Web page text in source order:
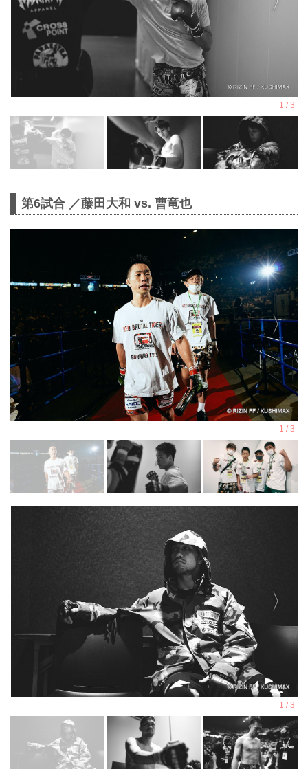
第6試合 ／藤田大和 vs. 曹竜也